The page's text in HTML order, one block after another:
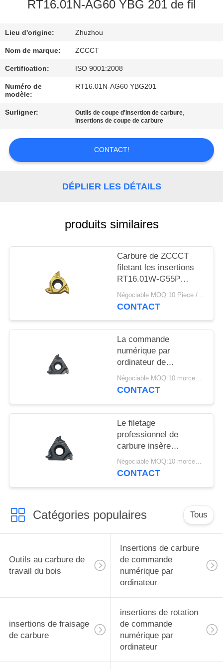
DE
QUALITÉ
CONTACTEZ-
NOUS
DEMANDEZ
DU
POLITIQUE
CONFIDENTIALITÉ
RT16.01N-AG60 YBG 201 de fil
Lieu d'origine: Zhuzhou
Nom de marque: ZCCCT
Certification: ISO 9001:2008
Numéro de
modèle:
RT16.01N-AG60 YBG201
Surligner: Outils de coupe d'insertion de carbure,
insertions de coupe de carbure
CONTACT!
DÉPLIER LES DÉTAILS
produits similaires
Carbure de ZCCCT
filetant les insertions
RT16.01W-G55P
YBG201 pour l'acier de
usinage
Négociable MOQ:10 Piece / Pieces
CONTACT
La commande
numérique par
ordinateur de
revêtement de PVD
filetant l'insertion, outil
Négociable MOQ:10 morceaux
CONTACT
Le filetage
professionnel de
carbure insère
16ER11W, échantillon
acceptable
Négociable MOQ:10 morceaux
CONTACT
Catégories populaires Tous
Outils au carbure de
travail du bois
Insertions de carbure
de commande
numérique par
ordinateur
insertions de fraisage
de carbure
insertions de rotation
de commande
numérique par
ordinateur